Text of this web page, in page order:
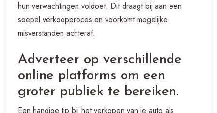
hun verwachtingen voldoet. Dit draagt bij aan een
soepel verkoopproces en voorkomt mogelijke
misverstanden achteraf.
Adverteer op verschillende
online platforms om een
groter publiek te bereiken.
Een handige tip bij het verkopen van je auto als